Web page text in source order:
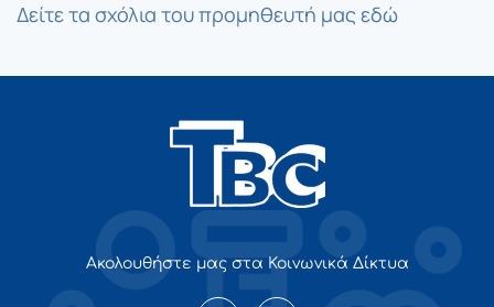
Δείτε τα σχόλια του προμηθευτή μας εδώ
Ακολουθήστε μας στα Κοινωνικά Δίκτυα